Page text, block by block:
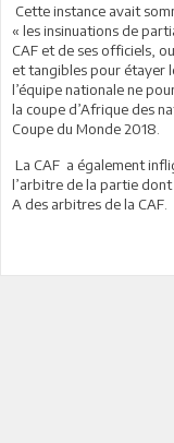
Cette instance avait
« les insinuations de
CAF et de ses officiels,
et tangibles pour étayer
l’équipe nationale ne
la coupe d’Afrique des
Coupe du Monde 2018.
La CAF a également
l’arbitre de la partie
A des arbitres de la CAF.